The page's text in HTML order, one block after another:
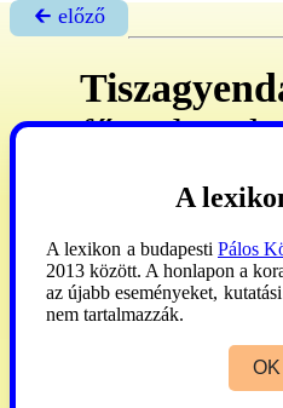
🡰 előző
főegyhm.
A közs-et
már
tp-át
Szlezák
A
A lexikon a budapesti Pálos
2013 között. A honlapon a
az újabb eseményeket,
nem tartalmazzák.
OK